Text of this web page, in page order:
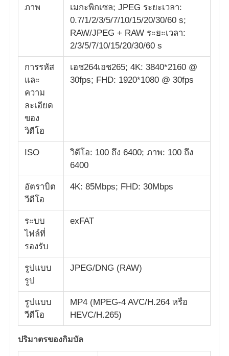
ภาพ
เมกะพิกเซล; JPEG ระยะเวลา:
0.7/1/2/3/5/7/10/15/20/30/60 s;
RAW/JPEG + RAW ระยะเวลา:
2/3/5/7/10/15/20/30/60 s
การรหัส
และ
ความ
ละเอียด
ของ
วิดีโอ
เอช264เอช265; 4K: 3840*2160 @
30fps; FHD: 1920*1080 @ 30fps
ISO
วิดีโอ: 100 ถึง 6400; ภาพ: 100 ถึง
6400
อัตราบิต
วีดีโอ
4K: 85Mbps; FHD: 30Mbps
ระบบ
ไฟล์ที่
รองรับ
exFAT
รูปแบบ
รูป
JPEG/DNG (RAW)
รูปแบบ
วีดีโอ
MP4 (MPEG-4 AVC/H.264 หรือ
HEVC/H.265)
ปริมาตรของกิมบัล